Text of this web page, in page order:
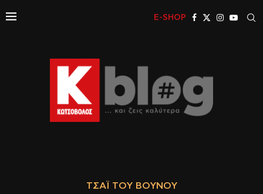
E-SHOP
ΤΣΆΙ ΤΟΥ ΒΟΥΝΟΎ